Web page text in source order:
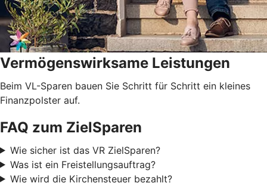
Vermögenswirksame Leistungen
Beim VL-Sparen bauen Sie Schritt für Schritt ein kleines
Finanzpolster auf.
FAQ zum ZielSparen
Wie sicher ist das VR ZielSparen?
Was ist ein Freistellungsauftrag?
Wie wird die Kirchensteuer bezahlt?